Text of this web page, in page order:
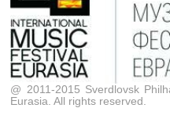
@ 2011-2015 Sverdlovsk
Eurasia. All rights reserved.